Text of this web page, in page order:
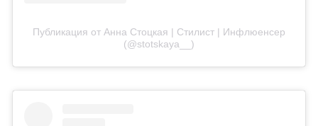
Публикация от Анна Стоцкая | Стилист | Инфлюенсер
(@stotskaya__)